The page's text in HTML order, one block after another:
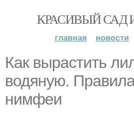
КРАСИВЫЙ САД
главная новости
Как вырастить
водяную.
нимфеи